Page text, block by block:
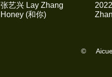
张艺兴 Lay Zhang
Honey (和你)
©